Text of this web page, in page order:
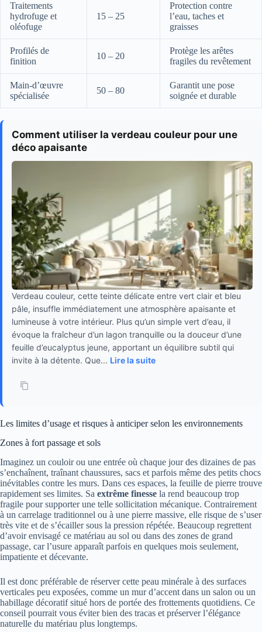
Traitements
hydrofuge et
oléofuge
15 – 25
Protection contre
l’eau, taches et
graisses
Profilés de
finition
10 – 20
Protège les arêtes
fragiles du revêtement
Main-d’œuvre
spécialisée
50 – 80
Garantit une pose
soignée et durable
Comment utiliser la verdeau couleur pour une
déco apaisante
Verdeau couleur, cette teinte délicate entre vert clair et bleu
pâle, insuffle immédiatement une atmosphère apaisante et
lumineuse à votre intérieur. Plus qu’un simple vert d’eau, il
évoque la fraîcheur d’un lagon tranquille ou la douceur d’une
feuille d’eucalyptus jeune, apportant un équilibre subtil qui
invite à la détente. Que... Lire la suite
Les limites d’usage et risques à anticiper selon les environnements
Zones à fort passage et sols
Imaginez un couloir ou une entrée où chaque jour des dizaines de pas
s’enchaînent, traînant chaussures, sacs et parfois même des petits chocs
inévitables contre les murs. Dans ces espaces, la feuille de pierre trouve
rapidement ses limites. Sa extrême finesse la rend beaucoup trop
fragile pour supporter une telle sollicitation mécanique. Contrairement
à un carrelage traditionnel ou à une pierre massive, elle risque de s’user
très vite et de s’écailler sous la pression répétée. Beaucoup regrettent
d’avoir envisagé ce matériau au sol ou dans des zones de grand
passage, car l’usure apparaît parfois en quelques mois seulement,
impatiente et décevante.
Il est donc préférable de réserver cette peau minérale à des surfaces
verticales peu exposées, comme un mur d’accent dans un salon ou un
habillage décoratif situé hors de portée des frottements quotidiens. Ce
conseil pourrait vous éviter bien des tracas et préserver l’élégance
naturelle du matériau plus longtemps.